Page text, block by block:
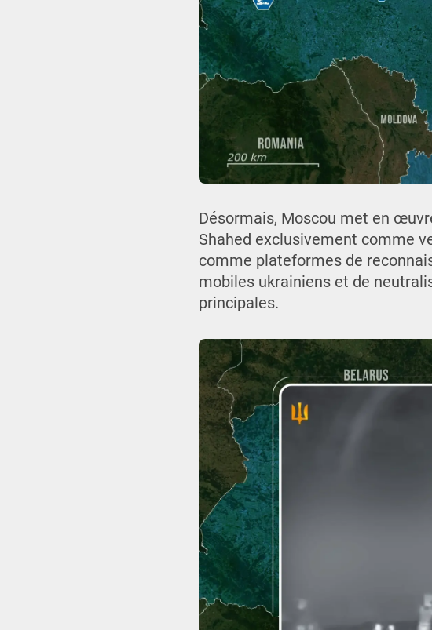
Désormais, Moscou met en
Shahed exclusivement comme
comme plateformes de
mobiles ukrainiens et de
principales.